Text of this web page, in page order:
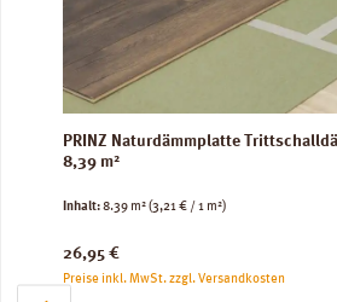
PRINZ Naturdämmplatte
8,39 m²
Inhalt:8.39 m²(3,21 € / 1 m²)
Regulärer Preis:
26,95 €
Preise inkl. MwSt. zzgl. Versandkosten